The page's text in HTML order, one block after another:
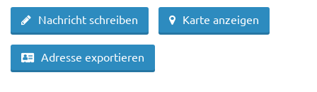
Nachricht schreiben
Karte anzeigen
Adresse exportieren